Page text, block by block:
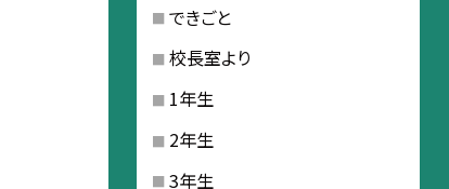
できごと
校長室より
1年生
2年生
3年生